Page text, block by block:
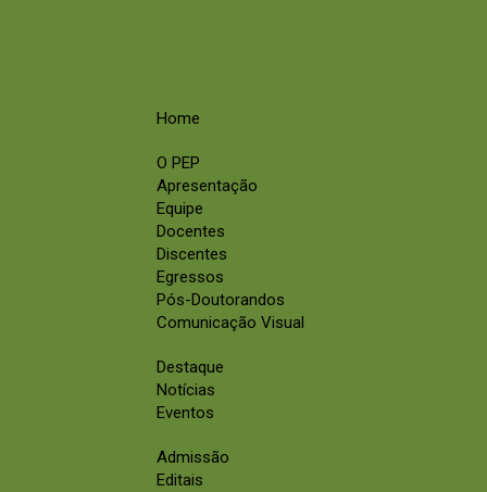
Home
O PEP
Apresentação
Equipe
Docentes
Discentes
Egressos
Pós-Doutorandos
Comunicação Visual
Destaque
Notícias
Eventos
Admissão
Editais